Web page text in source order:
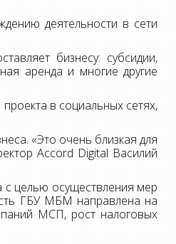
деятельности в сети
бизнесу: субсидии,
аренда и многие другие
в социальных сетях,
«Это очень близкая для
Accord Digital Василий
целью осуществления мер
ГБУ МБМ направлена на
МСП, рост налоговых